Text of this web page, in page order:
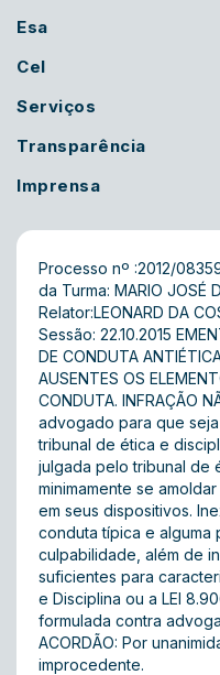
Esa
Cel
Serviços
Transparência
Imprensa
Processo nº :2012/
da Turma: MARIO JOSÉ
Relator:LEONARD DA
Sessão: 22.10.2015
DE CONDUTA
AUSENTES OS
CONDUTA. INFRAÇÃO
advogado para que
tribunal de ética e
julgada pelo tribunal de
minimamente se
em seus dispositivos.
conduta típica e alguma
culpabilidade, além de
suficientes para
e Disciplina ou a LEI
formulada contra
ACORDÃO: Por
improcedente.